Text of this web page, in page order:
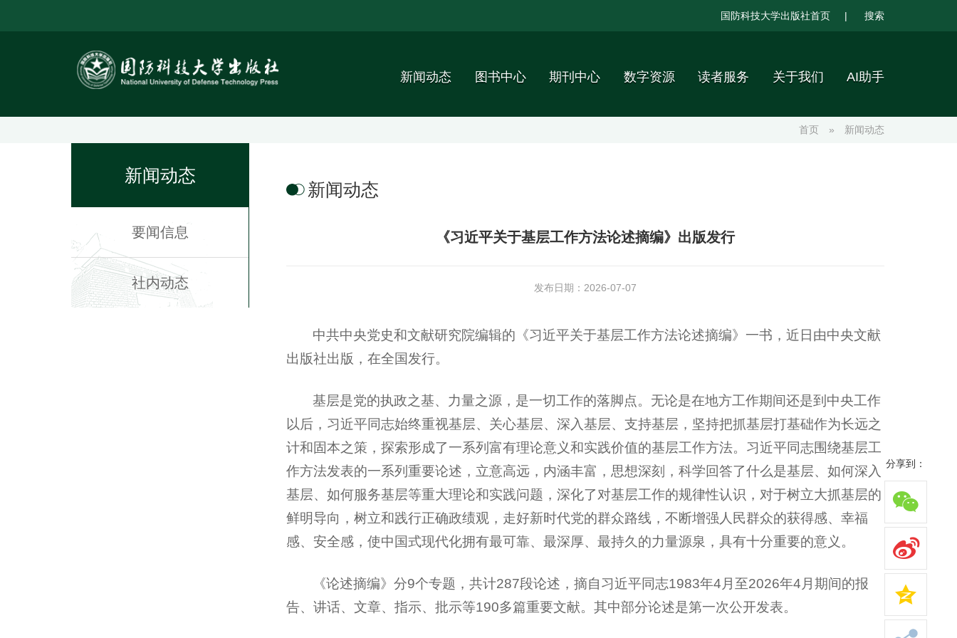
国防科技大学出版社首页 | 搜索
新闻动态 图书中心 期刊中心 数字资源 读者服务 关于我们 AI助手
首页 » 新闻动态
新闻动态
要闻信息
社内动态
新闻动态
《习近平关于基层工作方法论述摘编》出版发行
发布日期：2026-07-07
中共中央党史和文献研究院编辑的《习近平关于基层工作方法论述摘编》一书，近日由中央文献
出版社出版，在全国发行。
基层是党的执政之基、力量之源，是一切工作的落脚点。无论是在地方工作期间还是到中央工作
以后，习近平同志始终重视基层、关心基层、深入基层、支持基层，坚持把抓基层打基础作为长远之
计和固本之策，探索形成了一系列富有理论意义和实践价值的基层工作方法。习近平同志围绕基层工
作方法发表的一系列重要论述，立意高远，内涵丰富，思想深刻，科学回答了什么是基层、如何深入
基层、如何服务基层等重大理论和实践问题，深化了对基层工作的规律性认识，对于树立大抓基层的
鲜明导向，树立和践行正确政绩观，走好新时代党的群众路线，不断增强人民群众的获得感、幸福
感、安全感，使中国式现代化拥有最可靠、最深厚、最持久的力量源泉，具有十分重要的意义。
《论述摘编》分9个专题，共计287段论述，摘自习近平同志1983年4月至2026年4月期间的报
告、讲话、文章、指示、批示等190多篇重要文献。其中部分论述是第一次公开发表。
分享到：